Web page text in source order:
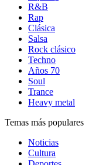
R&B
Rap
Clásica
Salsa
Rock clásico
Techno
Años 70
Soul
Trance
Heavy metal
Temas más populares
Noticias
Cultura